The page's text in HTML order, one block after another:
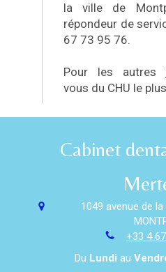
la ville de
répondeur de
67 73 95 76.
Pour les autres
vous du CHU le
Cabinet
1049 avenue de
+33 4
Du Lundi au